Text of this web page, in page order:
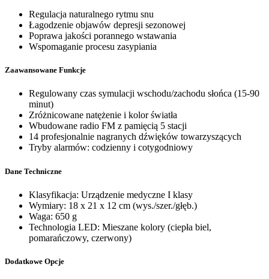
Regulacja naturalnego rytmu snu
Łagodzenie objawów depresji sezonowej
Poprawa jakości porannego wstawania
Wspomaganie procesu zasypiania
Zaawansowane Funkcje
Regulowany czas symulacji wschodu/zachodu słońca (15-90
minut)
Zróżnicowane natężenie i kolor światła
Wbudowane radio FM z pamięcią 5 stacji
14 profesjonalnie nagranych dźwięków towarzyszących
Tryby alarmów: codzienny i cotygodniowy
Dane Techniczne
Klasyfikacja: Urządzenie medyczne I klasy
Wymiary: 18 x 21 x 12 cm (wys./szer./głęb.)
Waga: 650 g
Technologia LED: Mieszane kolory (ciepła biel,
pomarańczowy, czerwony)
Dodatkowe Opcje